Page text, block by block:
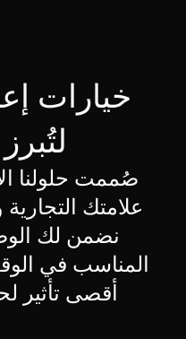
خيارات
صُممت حلولنا
علامتك
نضمن لك
المناسب في
أقصى تأثير